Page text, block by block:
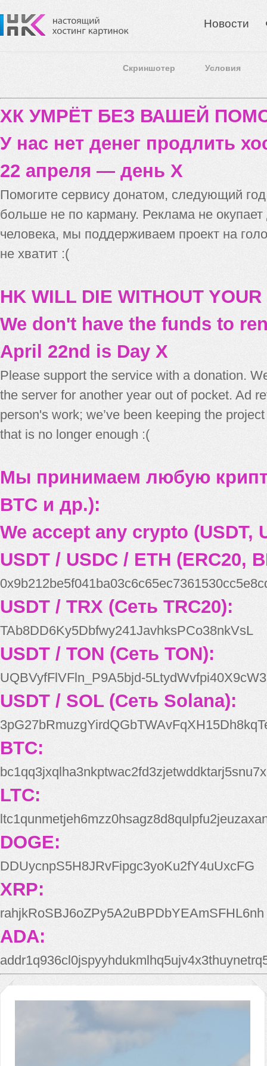
Новости
Скриншотер Условия
ХК УМРЁТ БЕЗ ВАШЕЙ
У нас нет денег продлить
22 апреля — день X
Помогите сервису донатом, следующий
больше не по карману. Реклама не
человека, мы поддерживаем проект на
не хватит :(
HK WILL DIE WITHOUT
We don't have the funds to
April 22nd is Day X
Please support the service with a donation.
the server for another year out of pocket. Ad
person's work; we’ve been keeping the
that is no longer enough :(
Мы принимаем любую
BTC и др.):
We accept any crypto (USDT,
USDT / USDC / ETH (ERC20,
USDT / TRX (Сеть TRC20):
TAb8DD6Ky5Dbfwy241JavhksPCo38nkVsL
USDT / TON (Сеть TON):
UQBVyfFlVFln_P9A5bjd-
USDT / SOL (Сеть Solana):
BTC:
bc1qq3jxqlha3nkptwac2fd3zjetwddktarj5snu7x
LTC:
DOGE:
DDUycnpS5H8JRvFipgc3yoKu2fY4uUxcFG
XRP:
rahjkRoSBJ6oZPy5A2uBPDbYEAmSFHL6nh
ADA: